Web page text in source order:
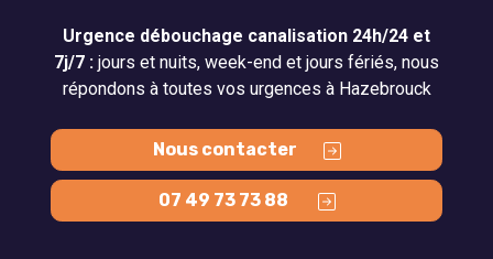
Urgence débouchage canalisation 24h/24 et
7j/7 : jours et nuits, week-end et jours fériés, nous
répondons à toutes vos urgences à Hazebrouck
Nous contacter
07 49 73 73 88